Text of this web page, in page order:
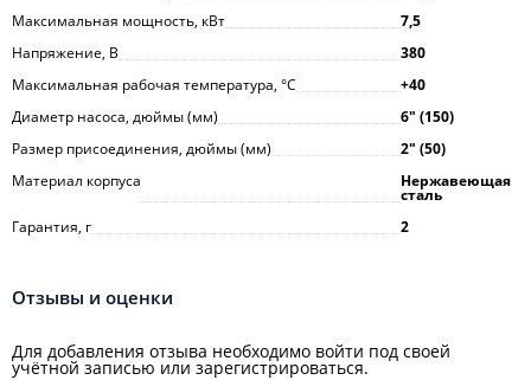
Максимальная мощность, кВт
7,5
Напряжение, В
380
Максимальная рабочая температура, °С
+40
Диаметр насоса, дюймы (мм)
6ʺ (150)
Размер присоединения, дюймы (мм)
2ʺ (50)
Материал корпуса
Нержавеющая
сталь
Гарантия, г
2
Отзывы и оценки
Для добавления отзыва необходимо войти под своей
учётной записью или зарегистрироваться.